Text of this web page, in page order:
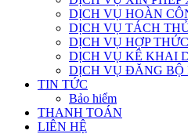
DỊCH VỤ HOÀN
DỊCH VỤ TÁCH
DỊCH VỤ HỢP
DỊCH VỤ KÊ KHAI
DỊCH VỤ ĐĂNG
TIN TỨC
Bảo hiểm
THANH TOÁN
LIÊN HỆ